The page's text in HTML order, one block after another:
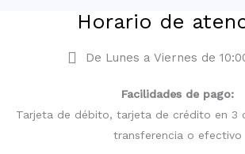
Horario de
De Lunes a Viernes de
Facilidades de pago:
Tarjeta de débito, tarjeta de crédito en 3
transferencia o efectivo